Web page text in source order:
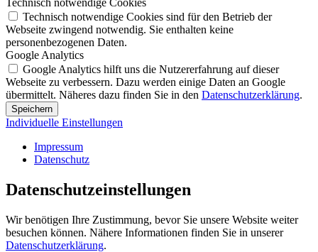
Technisch notwendige Cookies sind für den Betrieb der
Webseite zwingend notwendig. Sie enthalten keine
personenbezogenen Daten.
Google Analytics
Google Analytics hilft uns die Nutzererfahrung auf dieser
Webseite zu verbessern. Dazu werden einige Daten an Google
übermittelt. Näheres dazu finden Sie in den Datenschutzerklärung.
Speichern
Individuelle Einstellungen
Impressum
Datenschutz
Datenschutz­einstellungen
Wir benötigen Ihre Zustimmung, bevor Sie unsere Website weiter
besuchen können. Nähere Informationen finden Sie in unserer
Datenschutzerklärung.